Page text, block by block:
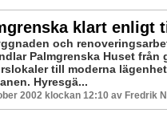
klart enligt
och
Palmgrenska Huset från
till moderna
Hyresgä...
2002 klockan 12:10 av Fredrik